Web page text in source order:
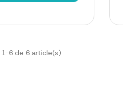
6 de 6 article(s)